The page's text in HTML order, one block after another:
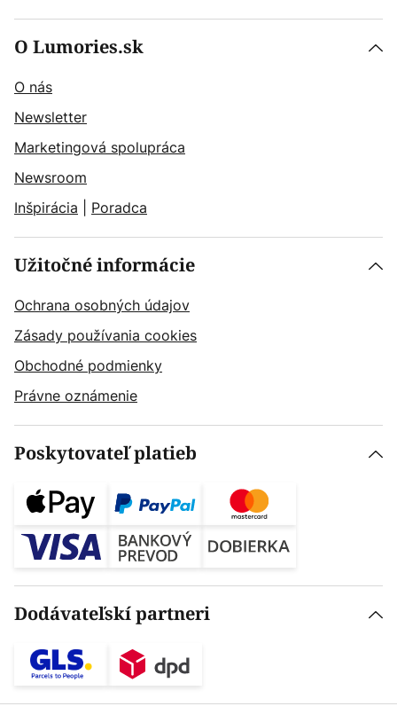
O Lumories.sk
O nás
Newsletter
Marketingová spolupráca
Newsroom
Inšpirácia
Poradca
Užitočné informácie
Ochrana osobných údajov
Zásady používania cookies
Obchodné podmienky
Právne oznámenie
Poskytovateľ platieb
Dodávateľskí partneri